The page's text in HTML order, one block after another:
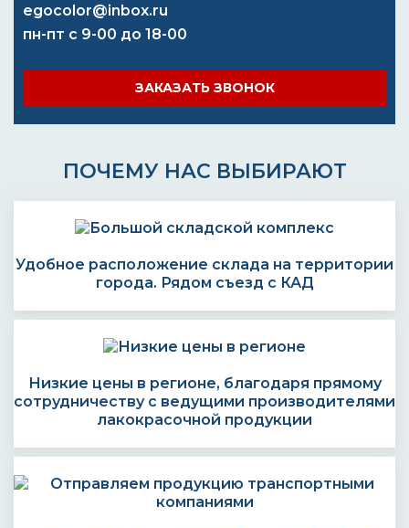
egocolor@inbox.ru
пн-пт с 9-00 до 18-00
ЗАКАЗАТЬ ЗВОНОК
ПОЧЕМУ НАС ВЫБИРАЮТ
Удобное расположение склада на территории
города. Рядом съезд с КАД
Низкие цены в регионе, благодаря прямому
сотрудничеству с ведущими производителями
лакокрасочной продукции